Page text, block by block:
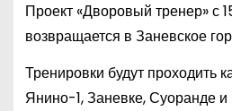
Проект «Дворовый тренер» с
возвращается в Заневское
Тренировки будут проходить
Янино-1, Заневке, Суоранде